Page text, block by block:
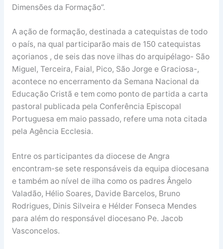
Dimensões da Formação”.
A ação de formação, destinada a catequistas de todo
o país, na qual participarão mais de 150 catequistas
açorianos , de seis das nove ilhas do arquipélago- São
Miguel, Terceira, Faial, Pico, São Jorge e Graciosa-,
acontece no encerramento da Semana Nacional da
Educação Cristã e tem como ponto de partida a carta
pastoral publicada pela Conferência Episcopal
Portuguesa em maio passado, refere uma nota citada
pela Agência Ecclesia.
Entre os participantes da diocese de Angra
encontram-se sete responsáveis da equipa diocesana
e também ao nível de ilha como os padres Ângelo
Valadão, Hélio Soares, Davide Barcelos, Bruno
Rodrigues, Dinis Silveira e Hélder Fonseca Mendes
para além do responsável diocesano Pe. Jacob
Vasconcelos.